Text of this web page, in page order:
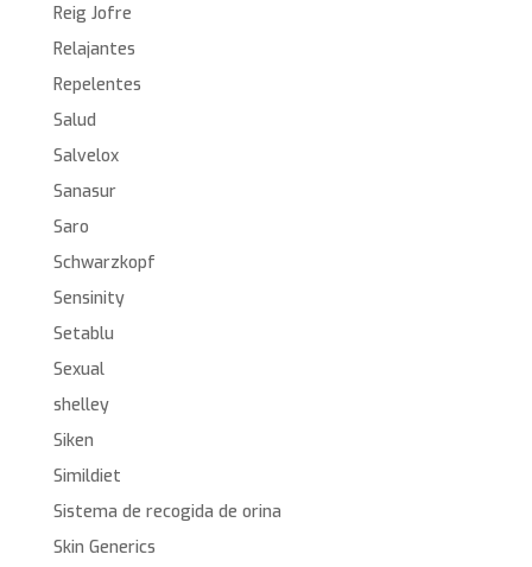
Reig Jofre
Relajantes
Repelentes
Salud
Salvelox
Sanasur
Saro
Schwarzkopf
Sensinity
Setablu
Sexual
shelley
Siken
Simildiet
Sistema de recogida de orina
Skin Generics